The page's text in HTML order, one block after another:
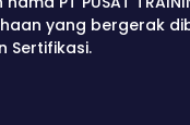
yang bergerak
Sertifikasi.